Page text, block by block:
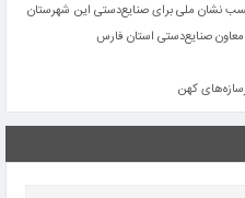
نشان ملی برای صنایع‌دستی این شهرستان
معاون صنایع‌دستی استان فارس
کهن